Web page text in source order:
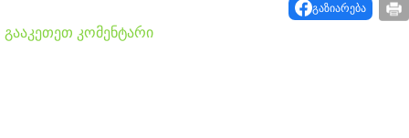
გაზიარება
გააკეთეთ კომენტარი